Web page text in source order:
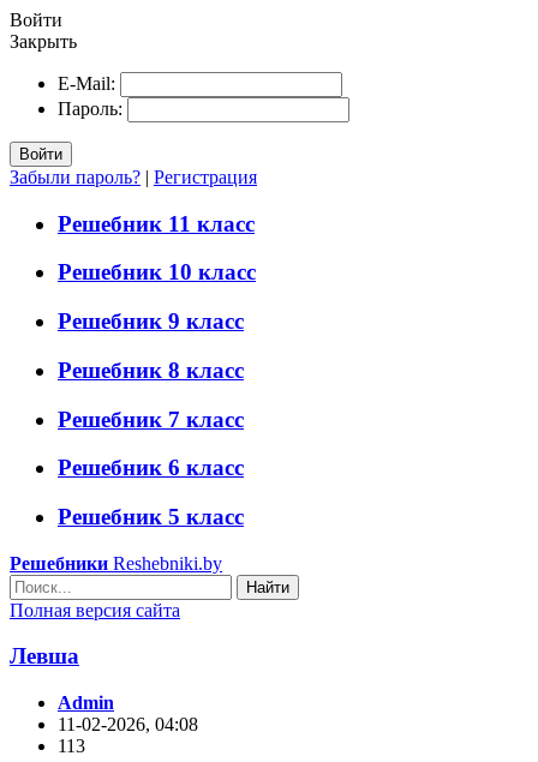
Войти
Закрыть
E-Mail:
Пароль:
Войти
Забыли пароль? | Регистрация
Решебник 11 класс
Решебник 10 класс
Решебник 9 класс
Решебник 8 класс
Решебник 7 класс
Решебник 6 класс
Решебник 5 класс
Решебники Reshebniki.by
Найти
Полная версия сайта
Левша
Admin
11-02-2026, 04:08
113